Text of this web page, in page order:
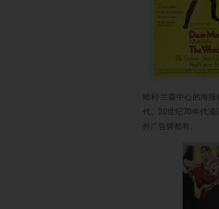
哈利·兰森中心的海
代、20世纪70年代涌
外广告牌都有。